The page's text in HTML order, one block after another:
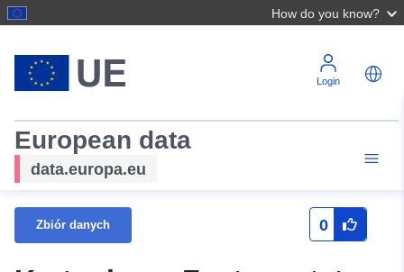
How do you know?
Login
European data
data.europa.eu
Zbiór danych 0